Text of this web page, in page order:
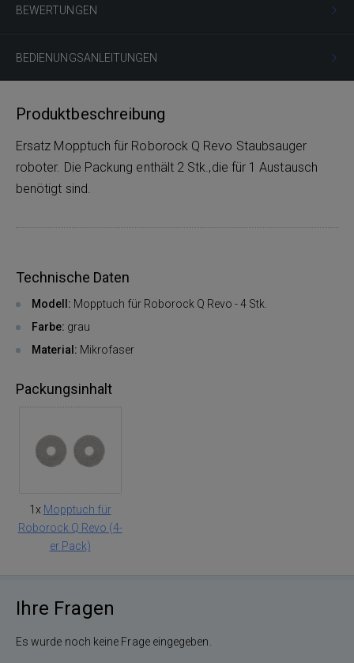
BEWERTUNGEN
BEDIENUNGSANLEITUNGEN
Produktbeschreibung
Ersatz Mopptuch für Roborock Q Revo Staubsauger
roboter. Die Packung enthält 2 Stk.,die für 1 Austausch
benötigt sind.
Technische Daten
Modell: Mopptuch für Roborock Q Revo - 4 Stk.
Farbe: grau
Material: Mikrofaser
Packungsinhalt
1x Mopptuch für
Roborock Q Revo (4-
er Pack)
Ihre Fragen
Es wurde noch keine Frage eingegeben.